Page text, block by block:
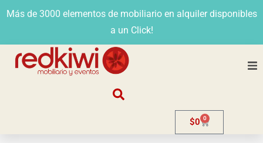
Más de 3000 elementos de mobiliario en alquiler disponibles
a un Click!
$0 0